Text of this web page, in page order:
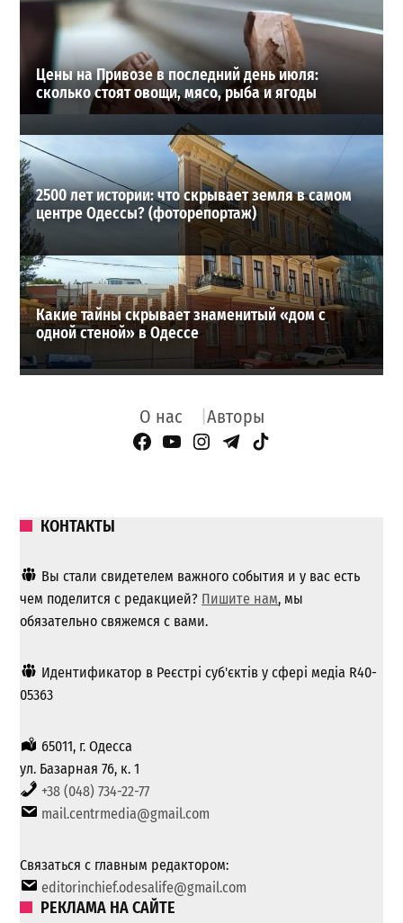
ВИБОР РЕДАКЦИИ
Цены на Привозе в последний день июля:
сколько стоят овощи, мясо, рыба и ягоды
2500 лет истории: что скрывает земля в самом
центре Одессы? (фоторепортаж)
Какие тайны скрывает знаменитый «дом с
одной стеной» в Одессе
О нас Авторы
Facebook Page
YouTube
Instagram
Telegram
TikTok
КОНТАКТЫ
Вы стали свидетелем важного события и у вас есть
чем поделится с редакцией? Пишите нам, мы
обязательно свяжемся с вами.
Идентификатор в Реєстрі суб'єктів у сфері медіа R40-
05363
65011, г. Одесса
ул. Базарная 76, к. 1
+38 (048) 734-22-77
mail.centrmedia@gmail.com
Связаться с главным редактором:
editorinchief.odesalife@gmail.com
РЕКЛАМА НА САЙТЕ